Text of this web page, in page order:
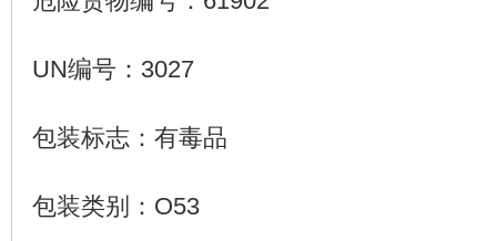
UN编号：3027
包装标志：有毒品
包装类别：O53